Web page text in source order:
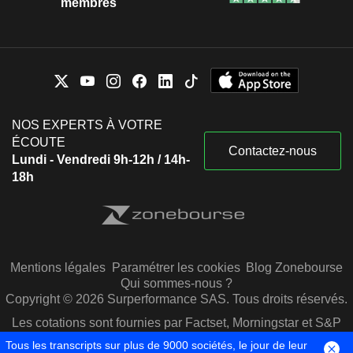
NOS EXPERTS À VOTRE
ÉCOUTE
Lundi - Vendredi 9h-12h / 14h-
18h
Contactez-nous
Mentions légales Paramétrer les cookies Blog Zonebourse
Qui sommes-nous ?
Copyright © 2026 Surperformance SAS. Tous droits réservés.
Les cotations sont fournies par Factset, Morningstar et S&P
Capital IQ
Tous les transcripts sur plus de 9000 sociétés, le jour de leur